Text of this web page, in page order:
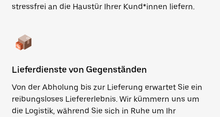
stressfrei an die Haustür Ihrer Kund*innen liefern.
Lieferdienste von Gegenständen
Von der Abholung bis zur Lieferung erwartet Sie ein
reibungsloses Liefererlebnis. Wir kümmern uns um
die Logistik, während Sie sich in Ruhe um Ihr